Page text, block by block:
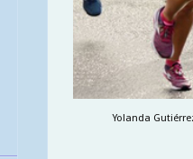
Yolanda